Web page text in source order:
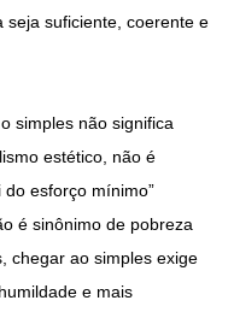
seja suficiente, coerente e
simples não significa
estético, não é
esforço mínimo”
é sinônimo de pobreza
chegar ao simples exige
e mais